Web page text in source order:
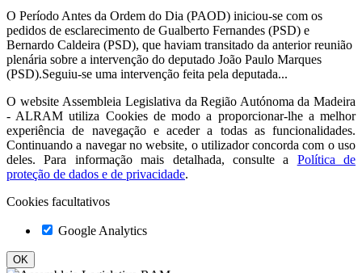
O Período Antes da Ordem do Dia (PAOD) iniciou-se com os
pedidos de esclarecimento de Gualberto Fernandes (PSD) e
Bernardo Caldeira (PSD), que haviam transitado da anterior reunião
plenária sobre a intervenção do deputado João Paulo Marques
(PSD).Seguiu-se uma intervenção feita pela deputada...
O website Assembleia Legislativa da Região Autónoma da Madeira
- ALRAM utiliza Cookies de modo a proporcionar-lhe a melhor
experiência de navegação e aceder a todas as funcionalidades.
Continuando a navegar no website, o utilizador concorda com o uso
deles. Para informação mais detalhada, consulte a
Política de
proteção de dados e de privacidade.
Cookies facultativos
Google Analytics